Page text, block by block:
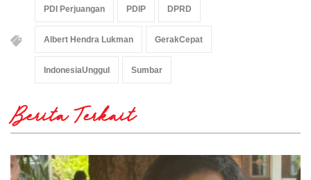
PDI Perjuangan PDIP DPRD
Albert Hendra Lukman GerakCepat
IndonesiaUnggul Sumbar
Berita Terkait